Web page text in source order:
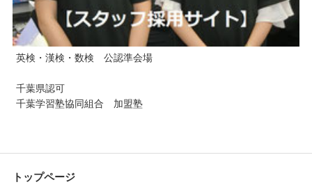
英検・漢検・数検 公認準会場
千葉県認可
千葉学習塾協同組合 加盟塾
トップページ